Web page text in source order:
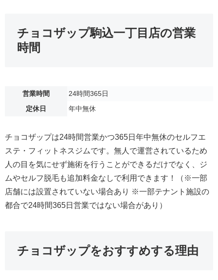
チョコザップ駒込一丁目店の営業
時間
営業時間
24時間365日
定休日
年中無休
チョコザップは24時間営業かつ365日年中無休のセルフエ
ステ・フィットネスジムです。無人で運営されているため
人の目を気にせず施術を行うことができるだけでなく、ジ
ムやセルフ脱毛も追加料金なしで利用できます！（※一部
店舗には設置されていない場合あり ※一部テナント施設の
都合で24時間365日営業ではない場合があり）
チョコザップをおすすめする理由